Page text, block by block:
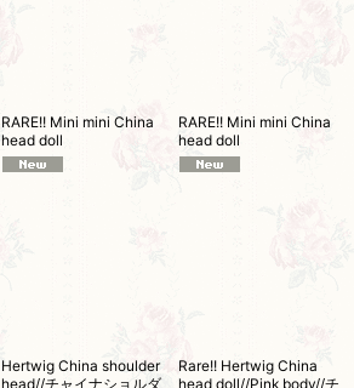
RARE!! Mini mini China
head doll
RARE!! Mini mini China
head doll
Hertwig China shoulder
head//チャイナショルダ
Rare!! Hertwig China
head doll//Pink body//チ